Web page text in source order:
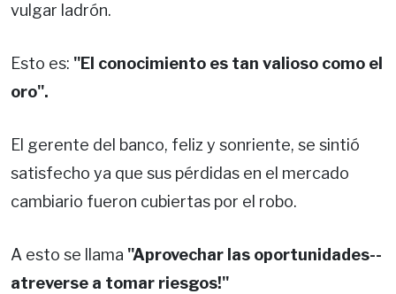
vulgar ladrón.
Esto es: "El conocimiento es tan valioso como el
oro".
El gerente del banco, feliz y sonriente, se sintió
satisfecho ya que sus pérdidas en el mercado
cambiario fueron cubiertas por el robo.
A esto se llama "Aprovechar las oportunidades--
atreverse a tomar riesgos!"